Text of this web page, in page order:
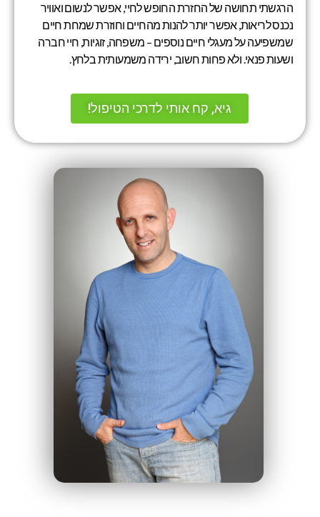
הרגשתי תחושה של החזרת החופש לחיי, אפשר לנשום ואוויר
נכנס לריאות, אפשר יותר להנות מהחיים וחוזרת שמחת חיים
שמשפיעה על מעגלי חיים נוספים – משפחה, זוגיות, חיי חברה
ושעות פנאי. ולא פחות חשוב, ירידה משמעותית בלחץ.
גיא, קח אותי לדרכי הטיפול!